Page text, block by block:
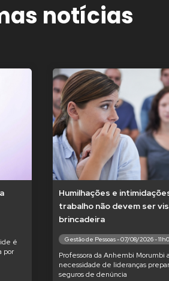
notícias
é
por
Humilhações e
trabalho não devem ser
brincadeira
Gestão de Pessoas - 07/08/2026 -
Professora da Anhembi Morumbi
necessidade de lideranças
seguros de denúncia